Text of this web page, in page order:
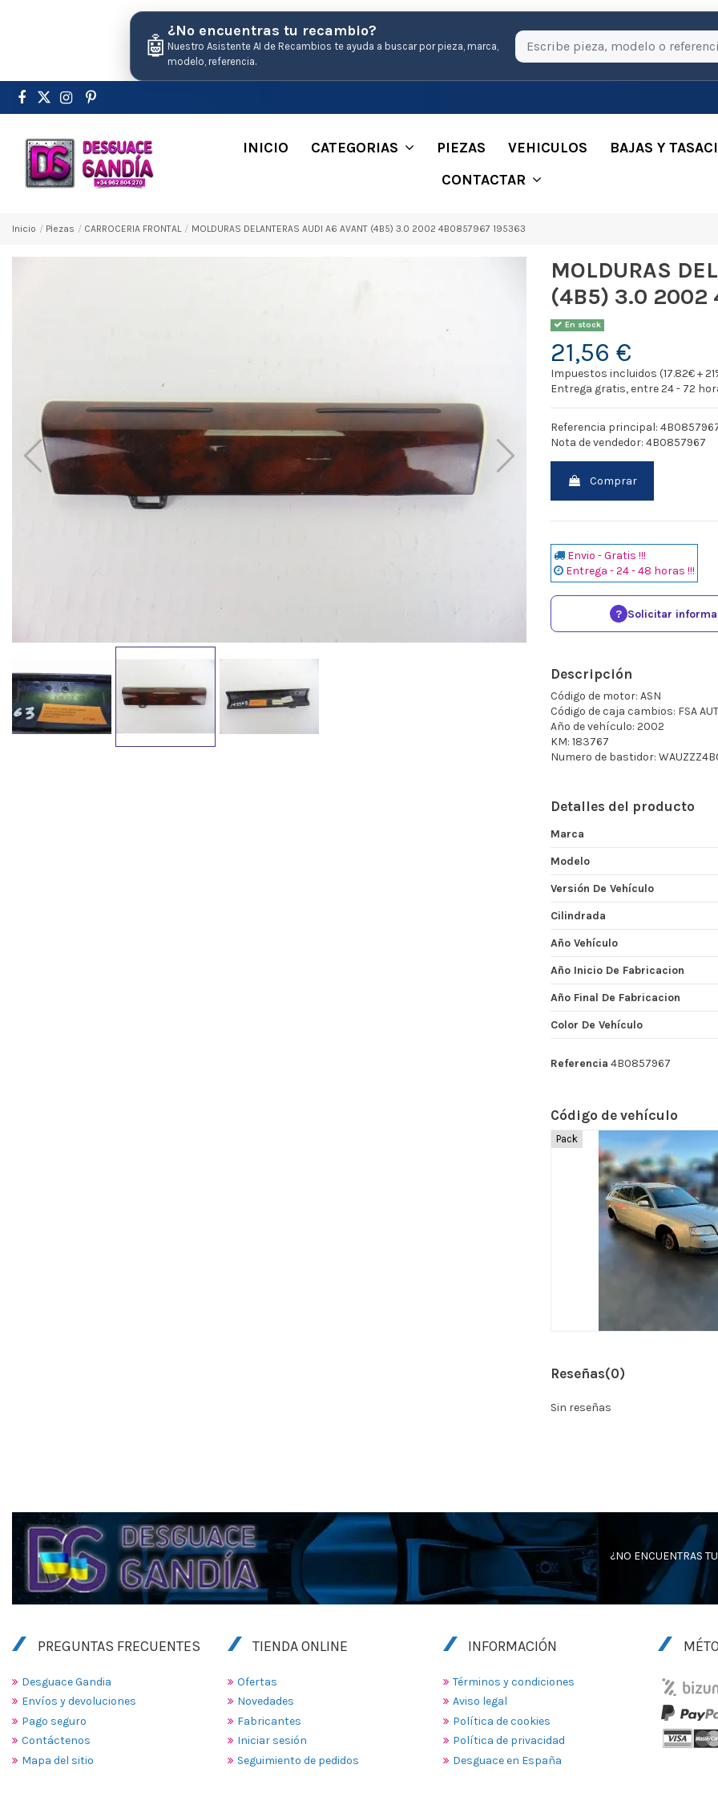
🤖
¿No encuentras tu recambio?
Nuestro Asistente AI de Recambios te ayuda a buscar por pieza, marca,
modelo, referencia.
INICIO CATEGORIAS PIEZAS VEHICULOS
BAJAS Y
CONTACTAR
Inicio Pіezas CARROCERIA FRONTAL MOLDURAS DELANTERAS AUDI A6 AVANT (4B5) 3.0 2002 4B0857967 195363
MOLDURAS
(4B5) 3.0 2002
En stock
21,56 €
Impuestos incluidos (17.82€ +
Entrega gratis, entre 24 - 72
Referencia principal:
Nota de vendedor: 4B0857967
Comprar
Envio - Gratis !!!
Entrega - 24 - 48 horas !!!
? Solicitar
Descripción
Código de motor: ASN
Código de caja cambios: FSA
Año de vehículo: 2002
KM: 183767
Numero de bastidor:
Detalles del producto
Marca
Modelo
Versión De Vehículo
Cilindrada
Año Vehículo
Año Inicio De Fabricacion
Año Final De Fabricacion
Color De Vehículo
Referencia 4B0857967
Código de vehículo
Pack
Reseñas(0)
Sin reseñas
¿NO ENCUENTRAS
PREGUNTAS FRECUENTES
Desguace Gandia
Envíos y devoluciones
Pago seguro
Contáctenos
Mapa del sitio
TIENDA ONLINE
Ofertas
Novedades
Fabricantes
Iniciar sesión
Seguimiento de pedidos
INFORMACIÓN
Términos y condiciones
Aviso legal
Política de cookies
Política de privacidad
Desguace en España